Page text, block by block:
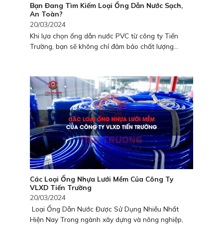
Bạn Đang Tìm Kiếm Loại Ống Dẫn Nước Sạch,
An Toàn?
20/03/2024
Khi lựa chọn ống dẫn nước PVC từ công ty Tiến
Trường, bạn sẽ không chỉ đảm bảo chất lượng...
Các Loại Ống Nhựa Lưới Mềm Của Công Ty
VLXD Tiến Trường
20/03/2024
Loại Ống Dẫn Nước Được Sử Dụng Nhiều Nhất
Hiện Nay Trong ngành xây dựng và nông nghiệp,